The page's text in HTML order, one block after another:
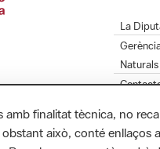
La
Naturals
finalitat tècnica, no
això, conté enllaços